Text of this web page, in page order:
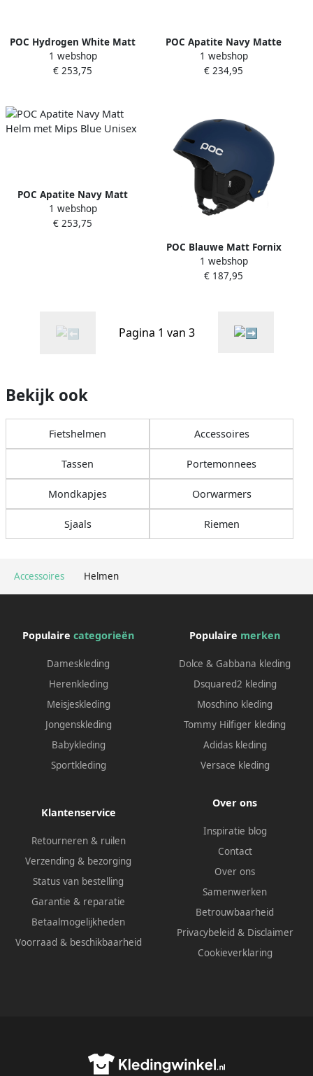
Accessoires Helmen
POC Hydrogen White Matt
BC Mips Helm White Unisex
1 webshop
€ 253,75
POC Apatite Navy Matte
Fornix BC Helm Black
Unisex
1 webshop
€ 234,95
POC Apatite Navy Matt
Helm met Mips Blue Unisex
1 webshop
€ 253,75
POC Blauwe Matt Fornix
Mips Helm Blue Unisex
1 webshop
€ 187,95
Pagina 1 van 3
Bekijk ook
Fietshelmen Accessoires
Tassen Portemonnees
Mondkapjes Oorwarmers
Sjaals Riemen
Populaire categorieën
Dameskleding
Herenkleding
Meisjeskleding
Jongenskleding
Babykleding
Sportkleding
Populaire merken
Dolce & Gabbana kleding
Dsquared2 kleding
Moschino kleding
Tommy Hilfiger kleding
Adidas kleding
Versace kleding
Klantenservice
Retourneren & ruilen
Verzending & bezorging
Status van bestelling
Garantie & reparatie
Betaalmogelijkheden
Voorraad & beschikbaarheid
Over ons
Inspiratie blog
Contact
Over ons
Samenwerken
Betrouwbaarheid
Privacybeleid & Disclaimer
Cookieverklaring